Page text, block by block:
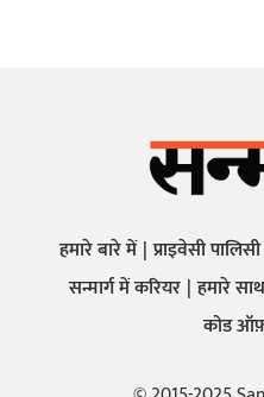
हमारे बारे में प्राइवेसी पालिसी
सन्मार्ग में करियर हमारे
कोड